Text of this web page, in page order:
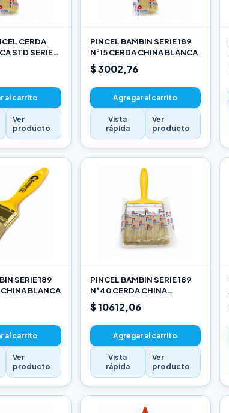
CERDA
STD SERIE
al carrito
Ver
producto
PINCEL BAMBIN SERIE 189
N°15 CERDA CHINA BLANCA
$ 3002,76
Agregar al carrito
Vista
rápida
Ver
producto
SERIE 189
BLANCA
al carrito
Ver
producto
PINCEL BAMBIN SERIE 189
N°40 CERDA CHINA
BLANCA
$ 10612,06
Agregar al carrito
Vista
rápida
Ver
producto